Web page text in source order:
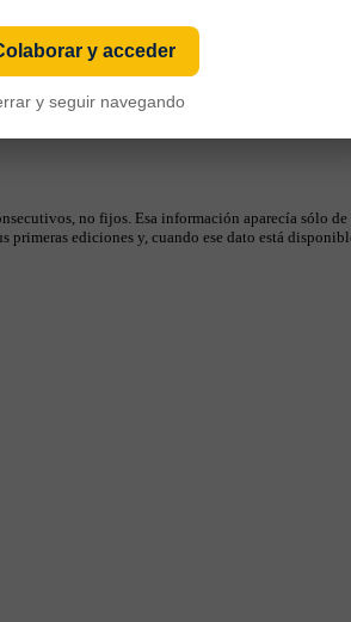
no fijos. Esa información aparecía sólo
ediciones y, cuando ese dato está
y acceder
y seguir navegando